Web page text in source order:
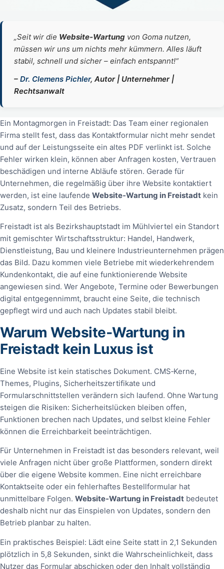
„Seit wir die Website‑Wartung von Goma nutzen,
müssen wir uns um nichts mehr kümmern. Alles läuft
stabil, schnell und sicher – einfach entspannt!“
– Dr. Clemens Pichler, Autor | Unternehmer |
Rechtsanwalt
Ein Montagmorgen in Freistadt: Das Team einer regionalen
Firma stellt fest, dass das Kontaktformular nicht mehr sendet
und auf der Leistungsseite ein altes PDF verlinkt ist. Solche
Fehler wirken klein, können aber Anfragen kosten, Vertrauen
beschädigen und interne Abläufe stören. Gerade für
Unternehmen, die regelmäßig über ihre Website kontaktiert
werden, ist eine laufende Website‑Wartung in Freistadt kein
Zusatz, sondern Teil des Betriebs.
Freistadt ist als Bezirkshauptstadt im Mühlviertel ein Standort
mit gemischter Wirtschaftsstruktur: Handel, Handwerk,
Dienstleistung, Bau und kleinere Industrieunternehmen prägen
das Bild. Dazu kommen viele Betriebe mit wiederkehrendem
Kundenkontakt, die auf eine funktionierende Website
angewiesen sind. Wer Angebote, Termine oder Bewerbungen
digital entgegennimmt, braucht eine Seite, die technisch
gepflegt wird und auch nach Updates stabil bleibt.
Warum Website‑Wartung in
Freistadt kein Luxus ist
Eine Website ist kein statisches Dokument. CMS‑Kerne,
Themes, Plugins, Sicherheitszertifikate und
Formularschnittstellen verändern sich laufend. Ohne Wartung
steigen die Risiken: Sicherheitslücken bleiben offen,
Funktionen brechen nach Updates, und selbst kleine Fehler
können die Erreichbarkeit beeinträchtigen.
Für Unternehmen in Freistadt ist das besonders relevant, weil
viele Anfragen nicht über große Plattformen, sondern direkt
über die eigene Website kommen. Eine nicht erreichbare
Kontaktseite oder ein fehlerhaftes Bestellformular hat
unmittelbare Folgen. Website‑Wartung in Freistadt bedeutet
deshalb nicht nur das Einspielen von Updates, sondern den
Betrieb planbar zu halten.
Ein praktisches Beispiel: Lädt eine Seite statt in 2,1 Sekunden
plötzlich in 5,8 Sekunden, sinkt die Wahrscheinlichkeit, dass
Nutzer das Formular abschicken oder den Inhalt vollständig